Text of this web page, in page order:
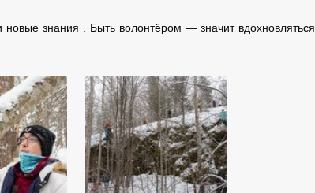
знания . Быть волонтёром — значит вдохновляться